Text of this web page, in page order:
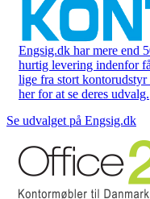
Engsig.dk har mere end
hurtig levering indenfor
lige fra stort
her for at se deres udvalg.
Se udvalget på Engsig.dk